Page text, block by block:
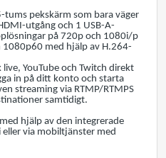
pekskärm som bara väger
utgång och 1 USB-A-
på 720p och 1080i/p
med hjälp av H.264-
YouTube och Twitch direkt
in på ditt konto och starta
streaming via RTMP/RTMPS
samtidigt.
hjälp av den integrerade
via mobiltjänster med